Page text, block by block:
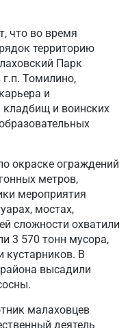
что во время
территорию
Парк
Томилино,
и
кладбищ и воинских
окраске ограждений
метров,
мероприятия
мостах,
сложности охватили
3 570 тонн мусора,
кустарников. В
высадили
малаховцев
деятель